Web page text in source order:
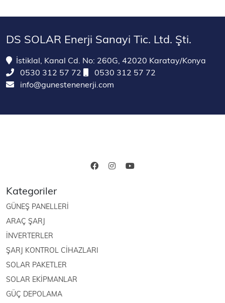
DS SOLAR Enerji Sanayi Tic. Ltd. Şti.
İstiklal, Kanal Cd. No: 260G, 42020 Karatay/Konya
0530 312 57 72
0530 312 57 72
info@gunestenenerji.com
Kategoriler
GÜNEŞ PANELLERİ
ARAÇ ŞARJ
İNVERTERLER
ŞARJ KONTROL CİHAZLARI
SOLAR PAKETLER
SOLAR EKİPMANLAR
GÜÇ DEPOLAMA